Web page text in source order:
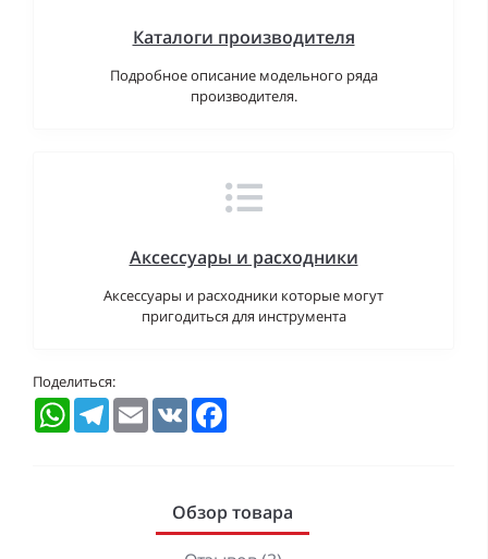
Каталоги производителя
Подробное описание модельного ряда
производителя.
Аксессуары и расходники
Аксессуары и расходники которые могут
пригодиться для инструмента
Поделиться:
WhatsAppTelegramEmail VK
Обзор товара